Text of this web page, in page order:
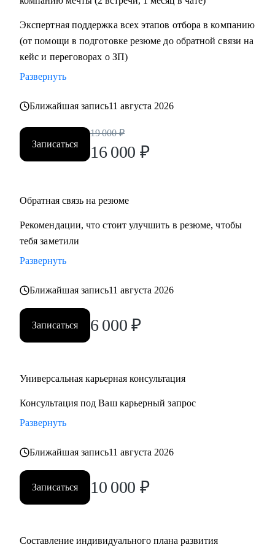
• Продажи и развитие бизнеса / обслуживание клиентов
• Поддержка
• Customer Experience
• Операции
Экспертная поддержка всех этапов отбора в компанию
(от помощи в подготовке резюме до обратной связи на
кейс и переговорах о ЗП)
Развернуть
Ближайшая запись11 августа 2026
Записаться
19 000 ₽
16 000 ₽
Обратная связь на резюме
Рекомендации, что стоит улучшить в резюме, чтобы
тебя заметили
Развернуть
Ближайшая запись11 августа 2026
Записаться 6 000 ₽
Универсальная карьерная консультация
Консультация под Ваш карьерный запрос
Развернуть
Ближайшая запись11 августа 2026
Записаться 10 000 ₽
Составление индивидуального плана развития